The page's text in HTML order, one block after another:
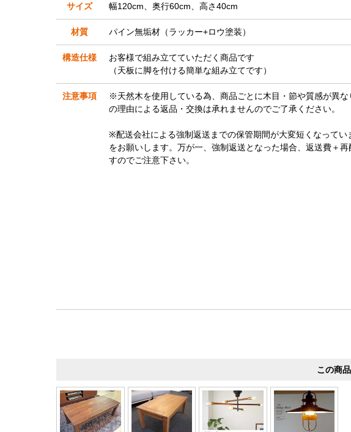
サイズ 幅120cm、奥行60cm、高さ40cm
材質 パイン無垢材（ラッカー+ロウ塗装）
構造仕様
お客様で組み立てていただく商品です
（天板に脚を付ける簡単な組み立てです）
注意事項
※天然木を使用している為、商品ごとに木目・節や質感が異
の理由による返品・交換は承れませんのでご了承ください。
※配送会社による強制返送までの保管期間が大変短くなってい
をお願いします。万が一、強制返送となった場合、返送費＋
すのでご注意下さい。
この商